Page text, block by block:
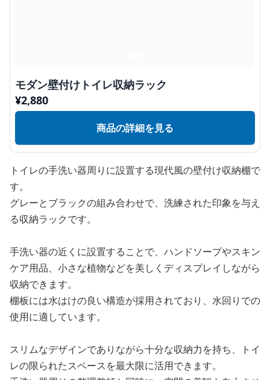
モダン壁付けトイレ収納ラック
¥2,880
商品の詳細を見る
トイレの手洗い器周りに設置する現代風の壁付け収納棚で
す。
グレーとブラックの組み合わせで、洗練された印象を与え
る収納ラックです。
手洗い器の近くに設置することで、ハンドソープやスキン
ケア用品、小さな植物などを美しくディスプレイしながら
収納できます。
棚板には水はけの良い構造が採用されており、水回りでの
使用に適しています。
スリムなデザインでありながら十分な収納力を持ち、トイ
レの限られたスペースを最大限に活用できます。